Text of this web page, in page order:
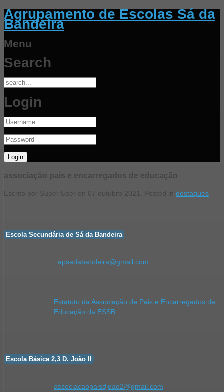
Agrupamento de Escolas Sá da
Bandeira
Menu
Search
Login
associação pais e encarregados de educação
Escrito por Super User on 07 outubro 2021 . Posted in destaques
Escola Secundária de Sá da Bandeira
apsadabandeira@gmail.com
Estatuto da Associação de Pais e Encarregados de
Educação da ESSB
Escola Básica 2,3 D. João II
associacaopaisdjoao2@gmail.com